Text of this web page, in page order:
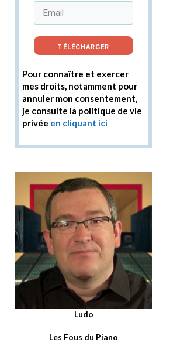
TÉLÉCHARGER
Pour connaître et exercer
mes droits, notamment pour
annuler mon consentement,
je consulte la politique de vie
privée en cliquant ici
Ludo
Les Fous du Piano